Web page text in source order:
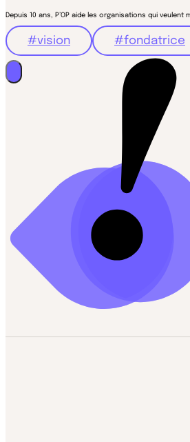
Depuis 10 ans, P’OP aide les organisations qui
#vision #fondatrice